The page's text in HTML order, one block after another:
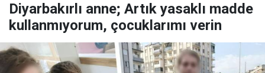
Diyarbakırlı anne; Artık yasaklı madde
kullanmıyorum, çocuklarımı verin